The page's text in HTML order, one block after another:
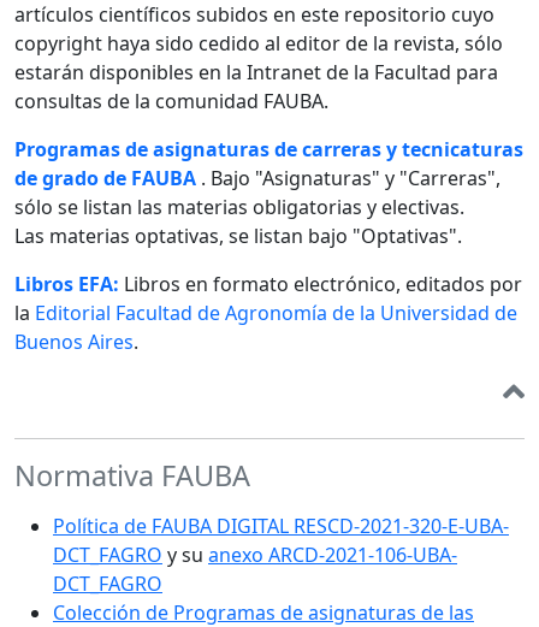
artículos científicos subidos en este repositorio cuyo
copyright haya sido cedido al editor de la revista, sólo
estarán disponibles en la Intranet de la Facultad para
consultas de la comunidad FAUBA.
Programas de asignaturas de carreras y tecnicaturas
de grado de FAUBA . Bajo "Asignaturas" y "Carreras",
sólo se listan las materias obligatorias y electivas.
Las materias optativas, se listan bajo "Optativas".
Libros EFA: Libros en formato electrónico, editados por
la Editorial Facultad de Agronomía de la Universidad de
Buenos Aires.
Normativa FAUBA
Política de FAUBA DIGITAL RESCD-2021-320-E-UBA-
DCT_FAGRO y su anexo ARCD-2021-106-UBA-
DCT_FAGRO
Colección de Programas de asignaturas de las